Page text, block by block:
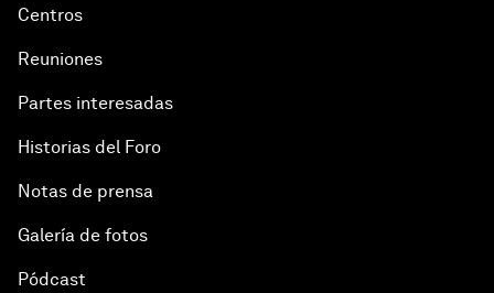
Centros
Reuniones
Partes interesadas
Historias del Foro
Notas de prensa
Galería de fotos
Pódcast